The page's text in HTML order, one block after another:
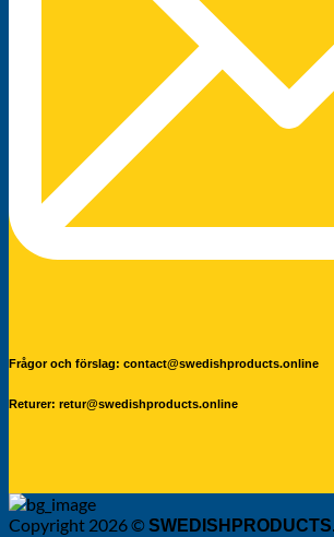
Frågor och förslag: contact@swedishproducts.online
Returer: retur@swedishproducts.online
Copyright 2026 ©